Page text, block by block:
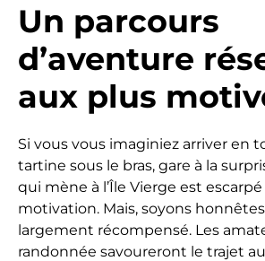
Un parcours
d’aventure
aux plus
Si vous vous imaginiez arriver en
tartine sous le bras, gare à la
qui mène à l’Île Vierge est
motivation. Mais, soyons
largement récompensé. Les
randonnée savoureront le trajet